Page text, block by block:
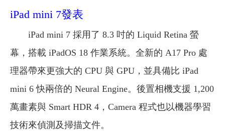
iPad mini 7發表
iPad mini 7 採用了 8.3 吋的 Liquid Retina 螢
幕，搭載 iPadOS 18 作業系統。全新的 A17 Pro 處
理器帶來更強大的 CPU 與 GPU，並具備比 iPad
mini 6 快兩倍的 Neural Engine。後置相機支援 1,200
萬畫素與 Smart HDR 4，Camera 程式也以機器學習
技術來偵測及掃描文件。